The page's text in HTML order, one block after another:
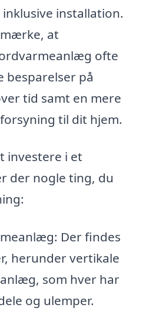
installation.
at
ofte
besparelser på
tid samt en mere
til dit hjem.
investere i et
der nogle ting, du
Der findes
herunder vertikale
som hver har
og ulemper.